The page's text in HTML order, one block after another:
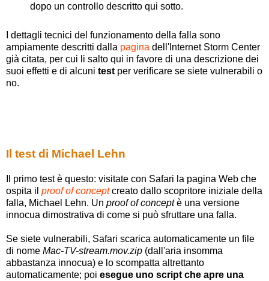
dopo un controllo descritto qui sotto.
I dettagli tecnici del funzionamento della falla sono
ampiamente descritti dalla pagina dell'Internet Storm Center
già citata, per cui li salto qui in favore di una descrizione dei
suoi effetti e di alcuni testper verificare se siete vulnerabili o
no.
Il test di Michael Lehn
Il primo test è questo: visitate con Safari la pagina Web che
ospita il proof of conceptcreato dallo scopritore iniziale della
falla, Michael Lehn. Un proof of conceptè una versione
innocua dimostrativa di come si può sfruttare una falla.
Se siete vulnerabili, Safari scarica automaticamente un file
di nome Mac-TV-stream.mov.zip (dall'aria insomma
abbastanza innocua) e lo scompatta altrettanto
automaticamente; poi esegue uno script che apre una